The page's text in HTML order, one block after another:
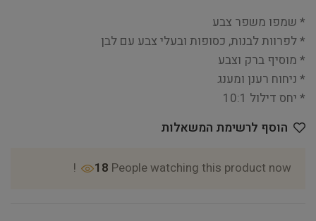
* שמפו משפר צבע
* לפרוות לבנות, כסופות ובעלי צבע עם לבן
* מוסיף ברק וצבע
* ניחוח רענן ומענג
* יחס דילול 10:1
הוסף לרשימת המשאלות
18 People watching this product now!